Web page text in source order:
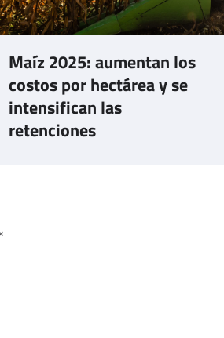
Maíz 2025: aumentan los
costos por hectárea y se
intensifican las
retenciones
*